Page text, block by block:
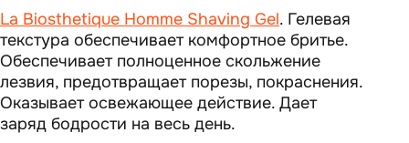
La Biosthetique Homme Shaving Gel. Гелевая
текстура обеспечивает комфортное бритье.
Обеспечивает полноценное скольжение
лезвия, предотвращает порезы, покраснения.
Оказывает освежающее действие. Дает
заряд бодрости на весь день.